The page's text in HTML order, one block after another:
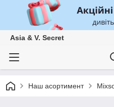
Asia & V. Secret
Наш асортимент